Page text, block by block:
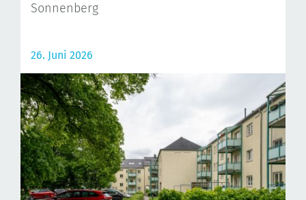
Sonnenberg
26. Juni 2026